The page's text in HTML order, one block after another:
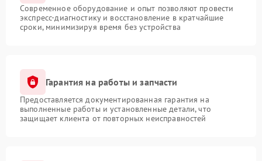
Современное оборудование и опыт позволяют провести
экспресс-диагностику и восстановление в кратчайшие
сроки, минимизируя время без устройства
Гарантия на работы и запчасти
Предоставляется документированная гарантия на
выполненные работы и установленные детали, что
защищает клиента от повторных неисправностей